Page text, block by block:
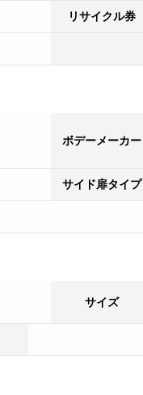
リサイクル券
ボデーメーカー
サイド扉タイプ
サイズ